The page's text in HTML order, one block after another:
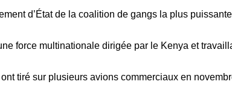
d’État de la coalition de gangs la plus
force multinationale dirigée par le Kenya et
tiré sur plusieurs avions commerciaux en